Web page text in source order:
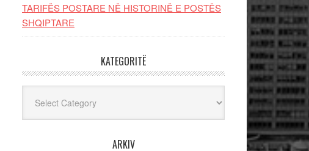
TARIFËS POSTARE NË HISTORINË E POSTËS
SHQIPTARE
KATEGORITË
ARKIV